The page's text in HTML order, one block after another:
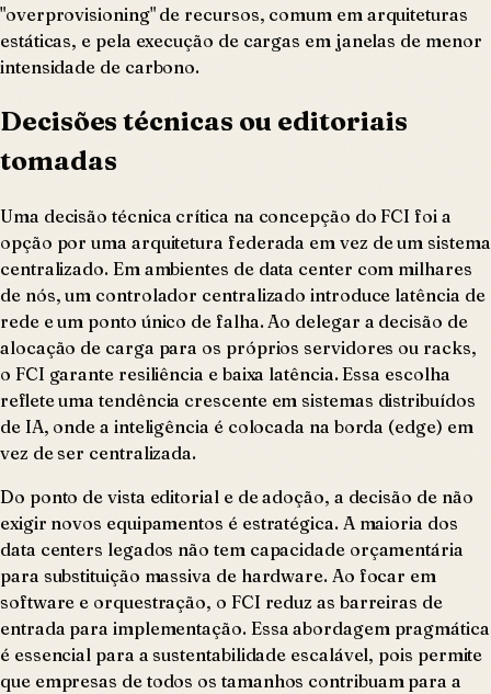
"overprovisioning" de recursos, comum em arquiteturas
estáticas, e pela execução de cargas em janelas de menor
intensidade de carbono.
Decisões técnicas ou editoriais
tomadas
Uma decisão técnica crítica na concepção do FCI foi a
opção por uma arquitetura federada em vez de um sistema
centralizado. Em ambientes de data center com milhares
de nós, um controlador centralizado introduce latência de
rede e um ponto único de falha. Ao delegar a decisão de
alocação de carga para os próprios servidores ou racks,
o FCI garante resiliência e baixa latência. Essa escolha
reflete uma tendência crescente em sistemas distribuídos
de IA, onde a inteligência é colocada na borda (edge) em
vez de ser centralizada.
Do ponto de vista editorial e de adoção, a decisão de não
exigir novos equipamentos é estratégica. A maioria dos
data centers legados não tem capacidade orçamentária
para substituição massiva de hardware. Ao focar em
software e orquestração, o FCI reduz as barreiras de
entrada para implementação. Essa abordagem pragmática
é essencial para a sustentabilidade escalável, pois permite
que empresas de todos os tamanhos contribuam para a